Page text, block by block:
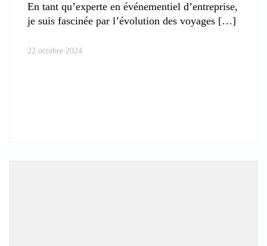
En tant qu’experte en événementiel d’entreprise,
je suis fascinée par l’évolution des voyages
22 octobre 2024